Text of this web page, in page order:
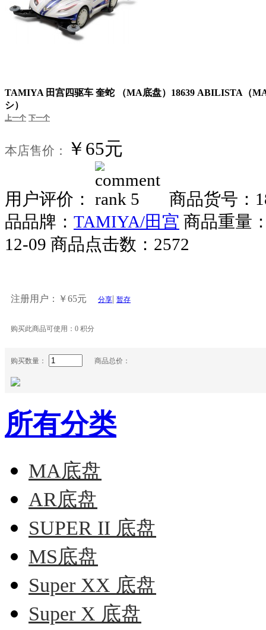
TAMIYA 田宫四驱车 奎蛇 （MA底盘）18639 ABILISTA（
シ）
上一个 下一个
本店售价： ￥65元
用户评价：
商品货号：
品品牌： TAMIYA/田宫 商品重量
12-09 商品点击数：2572
注册用户： ￥65元 分享| 暂存
购买此商品可使用： 0 积分
购买数量： 商品总价：
所有分类
MA底盘
AR底盘
SUPER II 底盘
MS底盘
Super XX 底盘
Super X 底盘